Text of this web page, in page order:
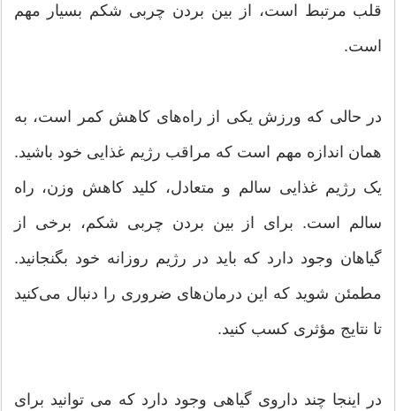
قلب مرتبط است، از بین بردن چربی شکم بسیار مهم
است.
در حالی که ورزش یکی از راه‌های کاهش کمر است، به
همان اندازه مهم است که مراقب رژیم غذایی خود باشید.
یک رژیم غذایی سالم و متعادل، کلید کاهش وزن، راه
سالم است. برای از بین بردن چربی شکم، برخی از
گیاهان وجود دارد که باید در رژیم روزانه خود بگنجانید.
مطمئن شوید که این درمان‌های ضروری را دنبال می‌کنید
تا نتایج مؤثری کسب کنید.
در اینجا چند داروی گیاهی وجود دارد که می توانید برای